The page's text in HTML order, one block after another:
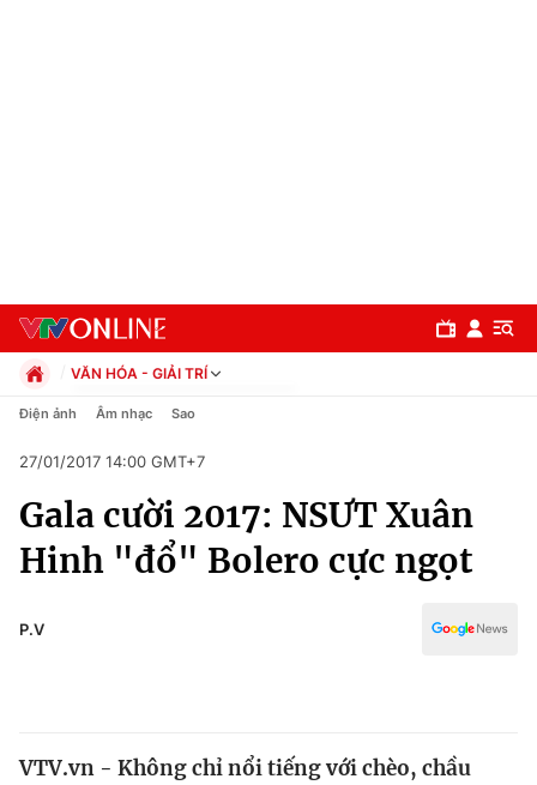
Chuyên mục
Chính trị
VĂN HÓA - GIẢI TRÍ
Chính trị
Pháp luật
Kinh tế
Thể thao
Truyền hình
Điện ảnh Âm nhạc Sao
27/01/2017 14:00 GMT+7
Gala cười 2017: NSƯT Xuân
Hinh "đổ" Bolero cực ngọt
P.V
VTV.vn - Không chỉ nổi tiếng với chèo, chầu